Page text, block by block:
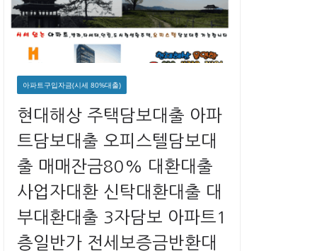
아파트구입자금(시세 80%대출)
현대해상 주택담보대출 아파
트담보대출 오피스텔담보대
출 매매잔금80% 대환대출
사업자대환 신탁대환대출 대
부대환대출 3자담보 아파트1
층일반가 전세보증금반환대